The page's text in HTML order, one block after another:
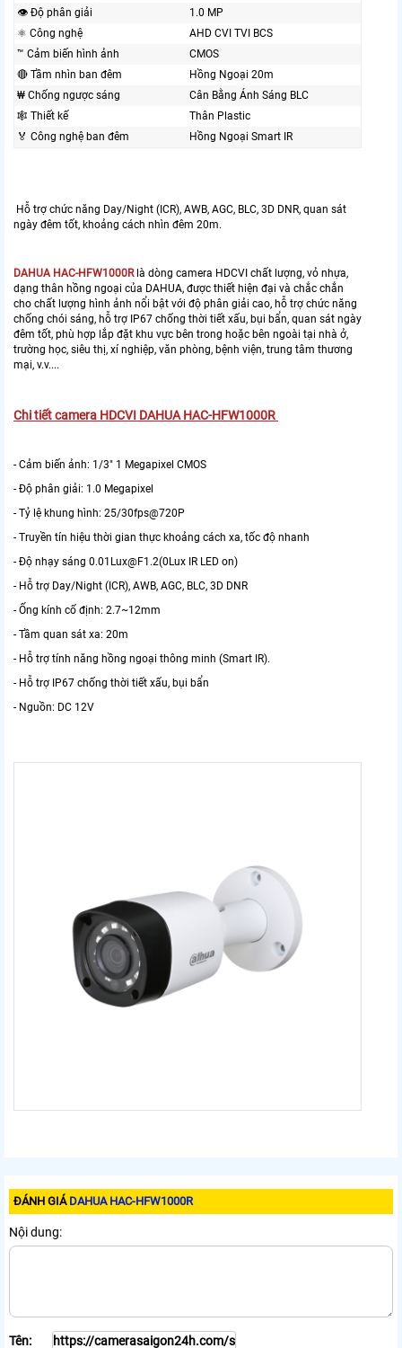
👁 Độ phân giải
1.0 MP
⚛️ Công nghệ
AHD CVI TVI BCS
™️ Cảm biến hình ảnh
CMOS
🔴 Tầm nhìn ban đêm
Hồng Ngoại 20m
₩ Chống ngược sáng
Cân Bằng Ánh Sáng BLC
🕸️ Thiết kế
Thân Plastic
️🏅️ Công nghệ ban đêm
Hồng Ngoại Smart IR
Hỗ trợ chức năng Day/Night (ICR), AWB, AGC, BLC, 3D DNR, quan sát
ngày đêm tốt, khoảng cách nhìn đêm 20m.
DAHUA HAC-HFW1000Rlà dòng camera HDCVI chất lượng, vỏ nhựa,
dạng thân hồng ngoại của DAHUA, được thiết hiện đại và chắc chắn
cho chất lượng hình ảnh nổi bật với độ phân giải cao, hỗ trợ chức năng
chống chói sáng, hỗ trợ IP67 chống thời tiết xấu, bụi bẩn, quan sát ngày
đêm tốt, phù hợp lắp đặt khu vực bên trong hoặc bên ngoài tại nhà ở,
trường học, siêu thị, xí nghiệp, văn phòng, bệnh viện, trung tâm thương
mại, v.v....
Chi tiết camera HDCVI DAHUA HAC-HFW1000R
- Cảm biến ảnh: 1/3" 1 Megapixel CMOS
- Độ phân giải: 1.0 Megapixel
- Tỷ lệ khung hình: 25/30fps@720P
- Truyền tín hiệu thời gian thực khoảng cách xa, tốc độ nhanh
- Độ nhạy sáng 0.01Lux@F1.2(0Lux IR LED on)
- Hỗ trợ Day/Night (ICR), AWB, AGC, BLC, 3D DNR
- Ống kính cố định: 2.7~12mm
- Tầm quan sát xa: 20m
- Hỗ trợ tính năng hồng ngoại thông minh (Smart IR).
- Hỗ trợ IP67 chống thời tiết xấu, bụi bẩn
- Nguồn: DC 12V
ĐÁNH GIÁ DAHUA HAC-HFW1000R
Nội dung:
Tên: